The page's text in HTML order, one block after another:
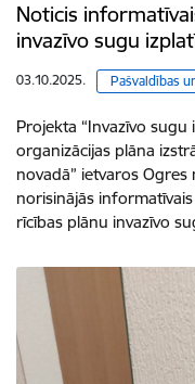
Noticis
invazīvo sugu
03.10.2025. Pašvaldības
Projekta “Invazīvo
organizācijas plāna
novadā” ietvaros
norisinājās
rīcības plānu invazīvo